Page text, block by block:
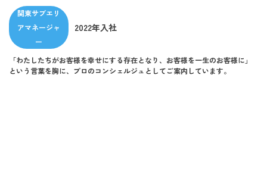
関東サブエリ
アマネージャ
ー
2022年入社
「わたしたちがお客様を幸せにする存在となり、お客様を一生のお客様に」
という言葉を胸に、プロのコンシェルジュとしてご案内しています。